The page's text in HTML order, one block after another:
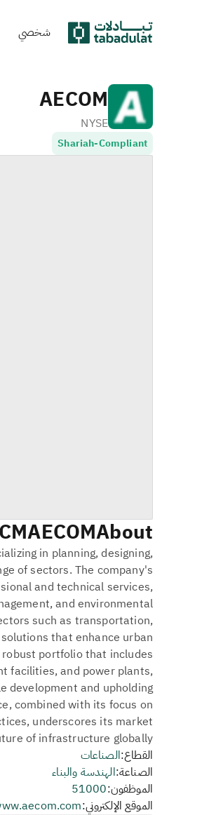
شخصي
AECOM
NYSE
Shariah-Compliant
About
AECOM
in planning, designing,
of sectors. The company's
and technical services,
and environmental
such as transportation,
that enhance urban
portfolio that includes
facilities, and power plants,
development and upholding
combined with its focus on
underscores its market
of infrastructure globally.
القطاع:الصناعات
الصناعة:الهندسة والبناء
الموظفون:51000
الموقع الإلكتروني: